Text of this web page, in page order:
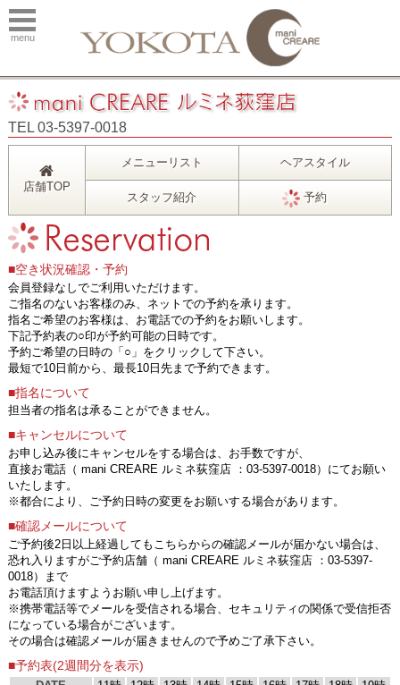
menu
TEL 03-5397-0018
店舗TOP
メニューリスト ヘアスタイル
スタッフ紹介 予約
■空き状況確認・予約
会員登録なしでご利用いただけます。
ご指名のないお客様のみ、ネットでの予約を承ります。
指名ご希望のお客様は、お電話での予約をお願いします。
下記予約表の○印が予約可能の日時です。
予約ご希望の日時の「○」をクリックして下さい。
最短で10日前から、最長10日先まで予約できます。
■指名について
担当者の指名は承ることができません。
■キャンセルについて
お申し込み後にキャンセルをする場合は、お手数ですが、
直接お電話（ mani CREARE ルミネ荻窪店 ：03-5397-0018）にてお願い
いたします。
※都合により、ご予約日時の変更をお願いする場合があります。
■確認メールについて
ご予約後2日以上経過してもこちらからの確認メールが届かない場合は、
恐れ入りますがご予約店舗（ mani CREARE ルミネ荻窪店 ：03-5397-
0018）まで
お電話頂けますようお願い申し上げます。
※携帯電話等でメールを受信される場合、セキュリティの関係で受信拒否
になっている場合がございます。
その場合は確認メールが届きませんので予めご了承下さい。
■予約表(2週間分を表示)